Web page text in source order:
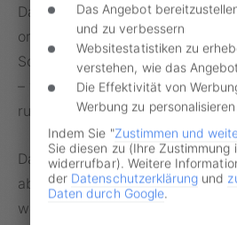
Das zweitunbekannteste
ordnete eine deutliche Mehrheit
Schild „Verlauf der
– von unten nach links,
rund 75 Prozent der Befragten
Dabei sollte man die
abknickenden Vorfahrt kennen.
werden andernfalls 25 Euro
Das Angebot
und zu verbessern
Websitestatistiken zu
verstehen, wie das
Die Effektivität von
Werbung zu personalisieren
Indem Sie "Zustimmen und
Sie diesen zu (Ihre Zustimmung
widerrufbar). Weitere
der Datenschutzerklärung und
Daten durch Google.